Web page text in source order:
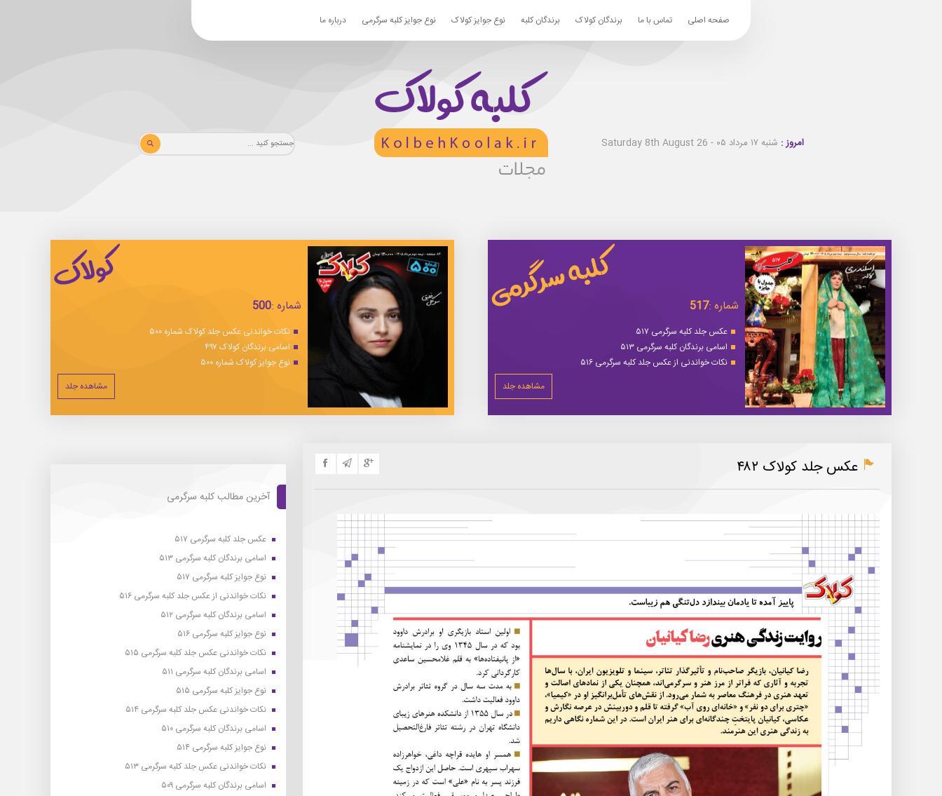
صفحه اصلی تماس با ما برندگان کولاک برندگان کلبه نوع جوایز کولاک نوع جوایز کلبه سرگرمی درباره ما
امروز : شنبه ۱۷ مرداد ۰۵ - Saturday 8th August 26
شماره :517
عکس جلد کلبه سرگرمی ۵۱۷
اسامی برندگان کلبه سرگرمی ۵۱۳
نکات خواندنی از عکس جلد کلبه سرگرمی ۵۱۶
مشاهده جلد
شماره :500
نکات خواندنی عکس جلد کولاک شماره ۵۰۰
اسامی برندگان کولاک ۴۹۷
نوع جوایز کولاک شماره ۵۰۰
مشاهده جلد
عکس جلد کولاک ۴۸۲
آخرین مطالب کلبه سرگرمی
عکس جلد کلبه سرگرمی ۵۱۷
اسامی برندگان کلبه سرگرمی ۵۱۳
نوع جوایز کلبه سرگرمی ۵۱۷
نکات خواندنی از عکس جلد کلبه سرگرمی ۵۱۶
اسامی برندگان کلبه سرگرمی ۵۱۲
نوع جوایز کلبه سرگرمی ۵۱۶
نکات خواندنی عکس جلد کلبه سرگرمی ۵۱۵
اسامی برندگان کلبه سرگرمی ۵۱۱
نوع جوایز کلبه سرگرمی ۵۱۵
نکات خواندنی عکس جلد کلبه سرگرمی ۵۱۴
اسامی برندگان کلبه سرگرمی ۵۱۰
نوع جوایز کلبه سرگرمی ۵۱۴
نکات خواندنی عکس جلد کلبه سرگرمی ۵۱۳
اسامی برندگان کلبه سرگرمی ۵۰۹